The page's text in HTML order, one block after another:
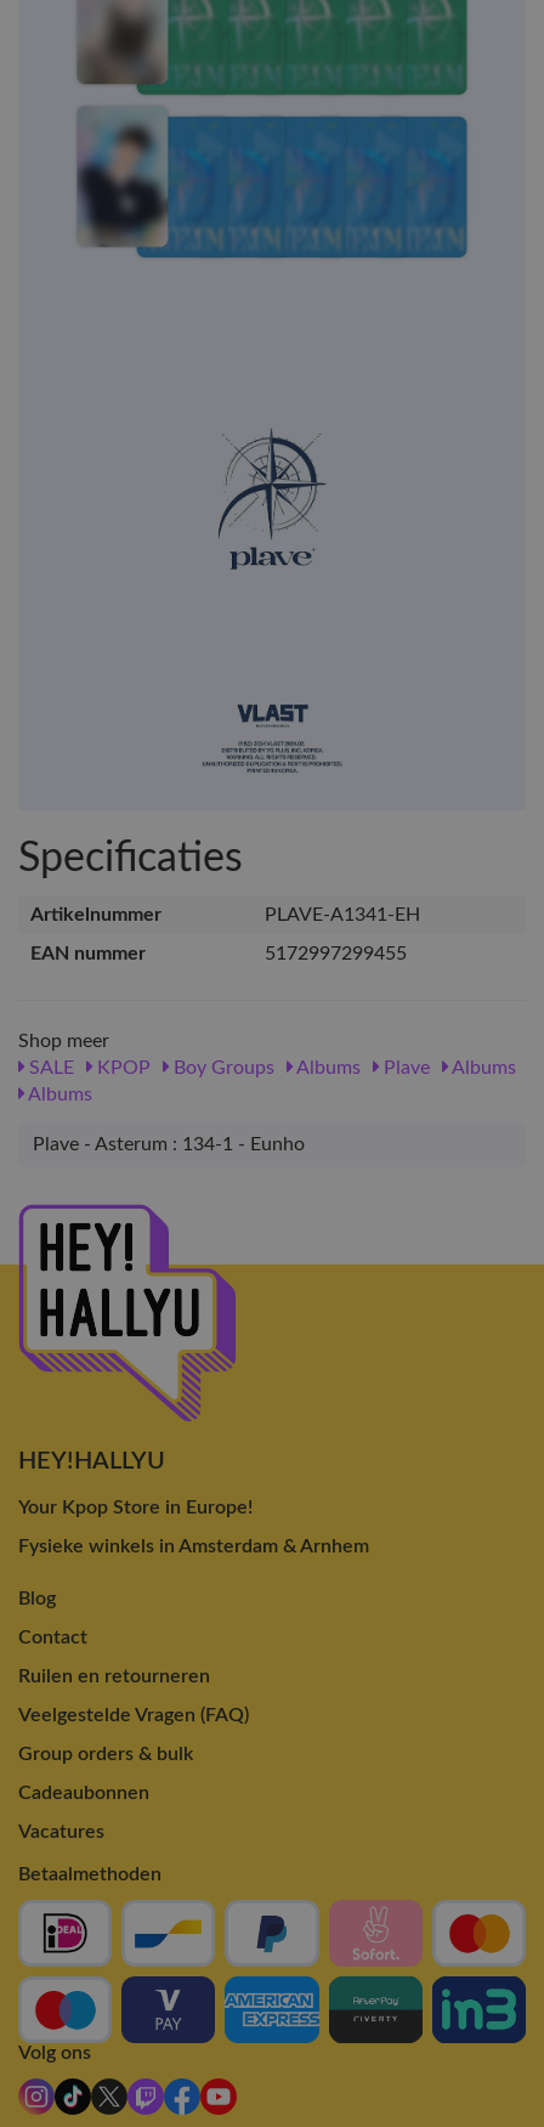
Specificaties
Artikelnummer
PLAVE-A1341-EH
EAN nummer
5172997299455
Shop meer
SALE
KPOP Boy Groups Albums Plave
Albums
Albums
Plave - Asterum : 134-1 - Eunho
HEY!HALLYU
Your Kpop Store in Europe!
Fysieke winkels in Amsterdam & Arnhem
Blog
Contact
Ruilen en retourneren
Veelgestelde Vragen (FAQ)
Group orders & bulk
Cadeaubonnen
Vacatures
Betaalmethoden
Volg ons